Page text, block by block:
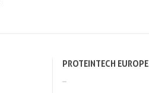
PROTEINTECH EUROPE